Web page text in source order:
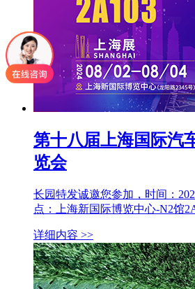
第十八届上海国际汽
览会
长园特发诚邀您参加，时间：
点：上海新国际博览中心-N2馆
详细内容 >>